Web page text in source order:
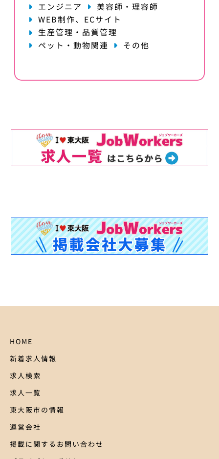
エンジニア
美容師・理容師
WEB制作、ECサイト
生産管理・品質管理
ペット・動物関連
その他
HOME
新着求人情報
求人検索
求人一覧
東大阪市の情報
運営会社
掲載に関するお問い合わせ